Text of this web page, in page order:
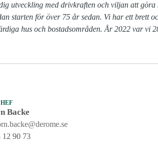
utveckling med drivkraften och viljan att göra
starten för över 75 år sedan. Vi har ett brett
hus och bostadsområden. År 2022 var vi
Backe
12 90 73